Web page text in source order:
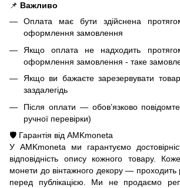
📌 Важливо
Оплата має бути здійснена
оформлення замовлення
Якщо оплата не надходить
оформлення замовлення - таке
Якщо ви бажаєте зарезервувати
заздалегідь
Після оплати — обов’язково
ручної перевірки)
🛡️ Гарантія від AMKmoneta
У AMKmoneta ми гарантуємо
відповідність опису кожного товару.
монети до вінтажного декору — проходить
перед публікацією. Ми не продаємо